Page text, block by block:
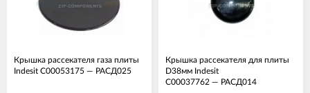
Крышка рассекателя газа плиты
Indesit C00053175 — РАСД025
Крышка рассекателя для плиты
D38мм Indesit
C00037762 — РАСД014